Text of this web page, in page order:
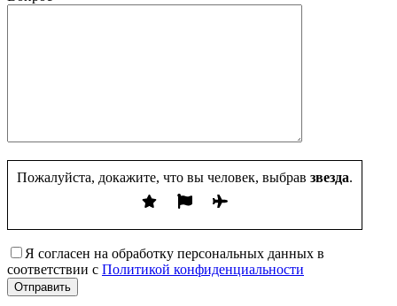
Пожалуйста, докажите, что вы человек, выбрав звезда.
Я согласен на обработку персональных данных в
соответствии с Политикой конфиденциальности